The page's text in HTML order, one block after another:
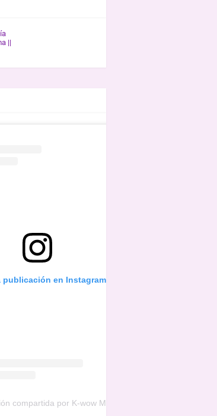
||
publicación en Instagram